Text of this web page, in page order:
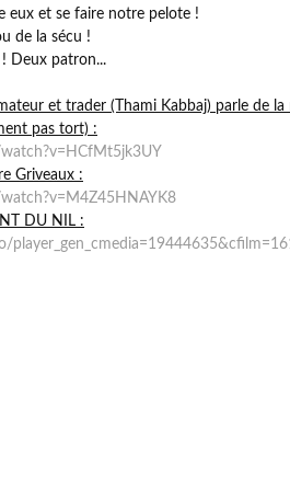
eux et se faire notre pelote !
de la sécu !
Deux patron...
et trader (Thami Kabbaj) parle de
pas tort) :
Griveaux :
DU NIL :